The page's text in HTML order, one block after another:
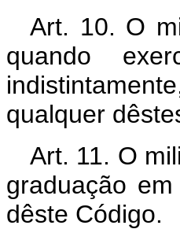
Art. 10. O
quando
qualquer
Art. 11. O
graduação
dêste Código.